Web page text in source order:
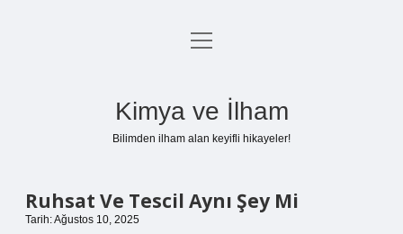
Anasayfa
menüyü
Kimya ve İlham
Bilimden ilham alan keyifli hikayeler!
Ruhsat Ve Tescil Aynı Şey Mi
Tarih: Ağustos 10, 2025